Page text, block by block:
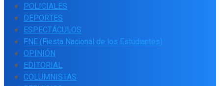
POLICIALES
DEPORTES
ESPECTÁCULOS
FNE (Fiesta Nacional de los Estudiantes)
OPINIÓN
EDITORIAL
COLUMNISTAS